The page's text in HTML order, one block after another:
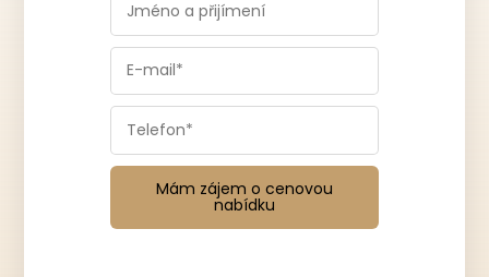
Mám zájem o cenovou
nabídku